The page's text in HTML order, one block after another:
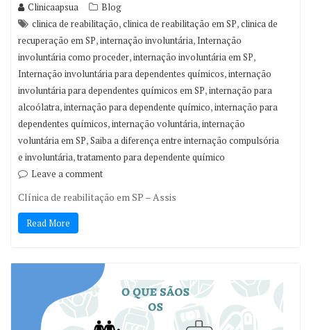
Clinicaapsua
Blog
clinica de reabilitação,clinica de reabilitação em SP,clinica de
recuperação em SP,internação involuntária, Internação
involuntária como proceder,internação involuntária em SP,
Internação involuntária para dependentes químicos,internação
involuntária para dependentes químicos em SP,internação para
alcoólatra,internação para dependente químico,internação para
dependentes químicos,internação voluntária,internação
voluntária em SP,Saiba a diferença entre internação compulsória
e involuntária,tratamento para dependente químico
Leave a comment
Clínica de reabilitação em SP – Assis
Read More